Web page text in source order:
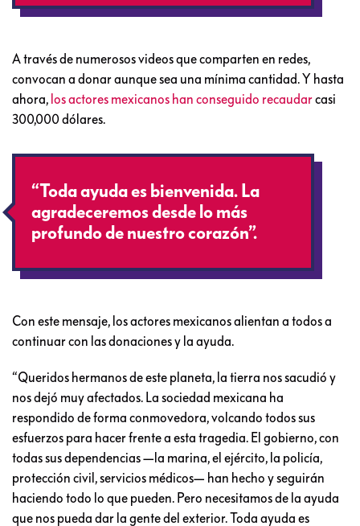
A través de numerosos videos que comparten en redes,
convocan a donar aunque sea una mínima cantidad. Y hasta
ahora, los actores mexicanos han conseguido recaudarcasi
300,000 dólares.
“Toda ayuda es bienvenida. La
agradeceremos desde lo más
profundo de nuestro corazón”.
Con este mensaje, los actores mexicanos alientan a todos a
continuar con las donaciones y la ayuda.
“Queridos hermanos de este planeta, la tierra nos sacudió y
nos dejó muy afectados. La sociedad mexicana ha
respondido de forma conmovedora, volcando todos sus
esfuerzos para hacer frente a esta tragedia. El gobierno, con
todas sus dependencias —la marina, el ejército, la policía,
protección civil, servicios médicos— han hecho y seguirán
haciendo todo lo que pueden. Pero necesitamos de la ayuda
que nos pueda dar la gente del exterior. Toda ayuda es